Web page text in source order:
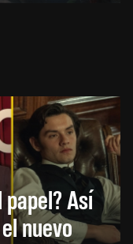
papel? Así
nuevo